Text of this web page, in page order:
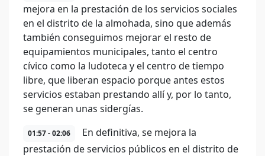
mejora en la prestación de los servicios sociales
en el distrito de la almohada, sino que además
también conseguimos mejorar el resto de
equipamientos municipales, tanto el centro
cívico como la ludoteca y el centro de tiempo
libre, que liberan espacio porque antes estos
servicios estaban prestando allí y, por lo tanto,
se generan unas sidergías.
01:57 - 02:06
En definitiva, se mejora la
prestación de servicios públicos en el distrito de